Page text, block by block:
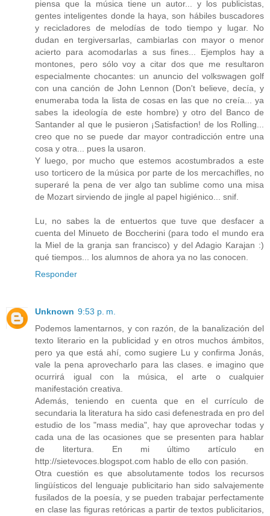
piensa que la música tiene un autor... y los publicistas,
gentes inteligentes donde la haya, son hábiles buscadores
y recicladores de melodías de todo tiempo y lugar. No
dudan en tergiversarlas, cambiarlas con mayor o menor
acierto para acomodarlas a sus fines... Ejemplos hay a
montones, pero sólo voy a citar dos que me resultaron
especialmente chocantes: un anuncio del volkswagen golf
con una canción de John Lennon (Don't believe, decía, y
enumeraba toda la lista de cosas en las que no creía... ya
sabes la ideología de este hombre) y otro del Banco de
Santander al que le pusieron ¡Satisfaction! de los Rolling...
creo que no se puede dar mayor contradicción entre una
cosa y otra... pues la usaron.
Y luego, por mucho que estemos acostumbrados a este
uso torticero de la música por parte de los mercachifles, no
superaré la pena de ver algo tan sublime como una misa
de Mozart sirviendo de jingle al papel higiénico... snif.
Lu, no sabes la de entuertos que tuve que desfacer a
cuenta del Minueto de Boccherini (para todo el mundo era
la Miel de la granja san francisco) y del Adagio Karajan :)
qué tiempos... los alumnos de ahora ya no las conocen.
Responder
Unknown 9:53 p. m.
Podemos lamentarnos, y con razón, de la banalización del
texto literario en la publicidad y en otros muchos ámbitos,
pero ya que está ahí, como sugiere Lu y confirma Jonás,
vale la pena aprovecharlo para las clases. e imagino que
ocurrirá igual con la música, el arte o cualquier
manifestación creativa.
Además, teniendo en cuenta que en el currículo de
secundaria la literatura ha sido casi defenestrada en pro del
estudio de los "mass media", hay que aprovechar todas y
cada una de las ocasiones que se presenten para hablar
de litertura. En mi último artículo en
http://sietevoces.blogspot.com hablo de ello con pasión.
Otra cuestión es que absolutamente todos los recursos
lingüísticos del lenguaje publicitario han sido salvajemente
fusilados de la poesía, y se pueden trabajar perfectamente
en clase las figuras retóricas a partir de textos publicitarios,